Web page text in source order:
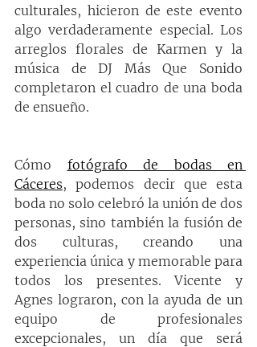
culturales, hicieron de este evento
algo verdaderamente especial. Los
arreglos florales de Karmen y la
música de DJ Más Que Sonido
completaron el cuadro de una boda
de ensueño.
Cómo fotógrafo de bodas en
Cáceres, podemos decir que esta
boda no solo celebró la unión de dos
personas, sino también la fusión de
dos culturas, creando una
experiencia única y memorable para
todos los presentes. Vicente y
Agnes lograron, con la ayuda de un
equipo de profesionales
excepcionales, un día que será